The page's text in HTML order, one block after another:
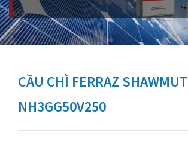
CẦU CHÌ FERRAZ SHAWMUT
NH3GG50V250